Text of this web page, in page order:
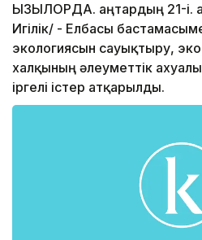
ҚЫЗЫЛОРДА. Қаңтардың 21-і.
Игілік/ - Елбасы
экологиясын сауықтыру,
халқының әлеуметтік
іргелі істер атқарылды.